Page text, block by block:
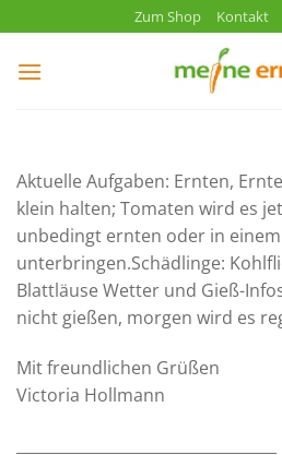
Inhalt
springen
Zum Shop Kontakt
Aktuelle Aufgaben: Ernten,
klein halten; Tomaten wird es
unbedingt ernten oder in
unterbringen.Schädlinge:
Blattläuse Wetter und Gieß-
nicht gießen, morgen wird es
Mit freundlichen Grüßen
Victoria Hollmann